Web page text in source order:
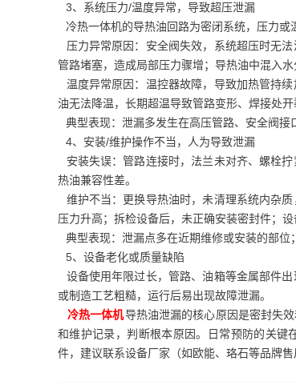
3、系统压力/温度异常，导致超压泄漏
冷热一体机的导热油回路为密闭系统，压力或
压力异常原因：安全阀失效，系统超压时无
管路堵塞，造成局部压力骤增；导热油中混入
温度异常原因：温控器故障，导致加热管持
油无法降温，长期超温导致管路变形、焊接处开
典型表现：泄漏多发生在高压管路、安全阀接
4、安装/维护操作不当，人为导致泄漏
安装失误：管路连接时，法兰未对齐、螺栓
热油兼容性差。
维护不当：更换导热油时，未清理系统内杂
压力升高；拆检设备后，未正确安装密封件；
典型表现：泄漏点多在近期维修或安装的部位
5、设备老化或质量缺陷
设备使用年限过长，管路、油箱等金属部件
或制造工艺粗糙，运行后易出现故障泄漏。
冷热一体机导热油泄漏的核心原因是密封失
和维护记录，判断根本原因。日常预防的关键
件，建议联系设备厂家（如欧能、珞石等品牌